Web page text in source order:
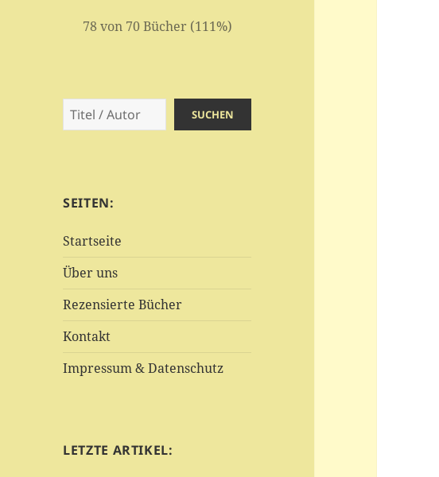
78 von 70 Bücher (111%)
Suchen SUCHEN
SEITEN:
Startseite
Über uns
Rezensierte Bücher
Kontakt
Impressum & Datenschutz
LETZTE ARTIKEL: